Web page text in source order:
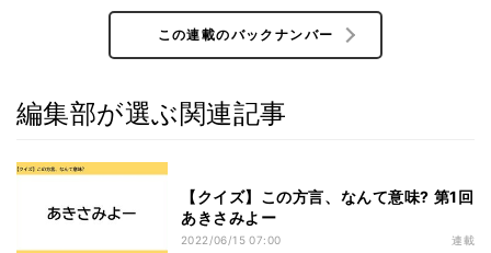
この連載のバックナンバー
編集部が選ぶ関連記事
【クイズ】この方言、なんて意味? 第1回
あきさみよー
2022/06/15 07:00 連載